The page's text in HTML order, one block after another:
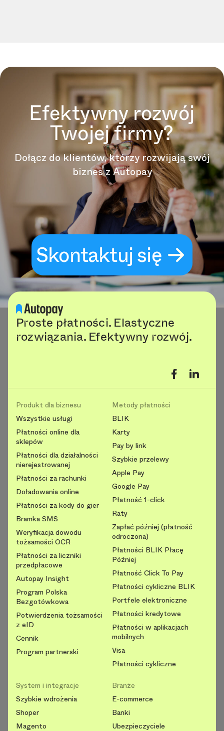
Efektywny rozwój
Twojej firmy?
Dołącz do klientów, którzy rozwijają swój
biznes z Autopay
Skontaktuj się
Proste płatności. Elastyczne
rozwiązania. Efektywny rozwój.
Produkt dla biznesu
Wszystkie usługi
Płatności online dla
sklepów
Płatności dla działalności
nierejestrowanej
Płatności za rachunki
Doładowania online
Płatności za kody do gier
Bramka SMS
Weryfikacja dowodu
tożsamości OCR
Płatności za liczniki
przedpłacowe
Autopay Insight
Program Polska
Bezgotówkowa
Potwierdzenia tożsamości
z eID
Cennik
Program partnerski
Metody płatności
BLIK
Karty
Pay by link
Szybkie przelewy
Apple Pay
Google Pay
Płatność 1-click
Raty
Zapłać później (płatność
odroczona)
Płatności BLIK Płacę
Później
Płatność Click To Pay
Płatności cykliczne BLIK
Portfele elektroniczne
Płatności kredytowe
Płatności w aplikacjach
mobilnych
Visa
Płatności cykliczne
System i integracje
Szybkie wdrożenia
Shoper
Magento
Branże
E-commerce
Banki
Ubezpieczyciele